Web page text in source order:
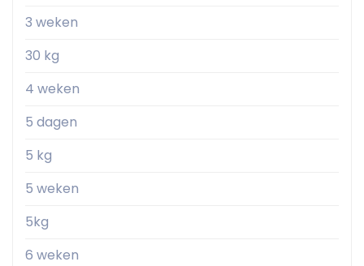
3 weken
30 kg
4 weken
5 dagen
5 kg
5 weken
5kg
6 weken